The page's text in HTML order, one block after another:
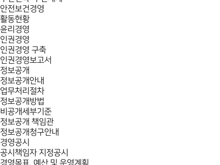
안전보건경영
활동현황
윤리경영
인권경영
인권경영 구축
인권경영보고서
정보공개
정보공개안내
업무처리절차
정보공개방법
비공개세부기준
정보공개 책임관
정보공개청구안내
경영공시
공시책임자 지정공시
경영목표, 예산 및 운영계획